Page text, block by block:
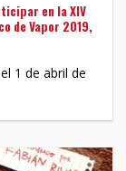
en la XIV
de Vapor 2019,
1 de abril de